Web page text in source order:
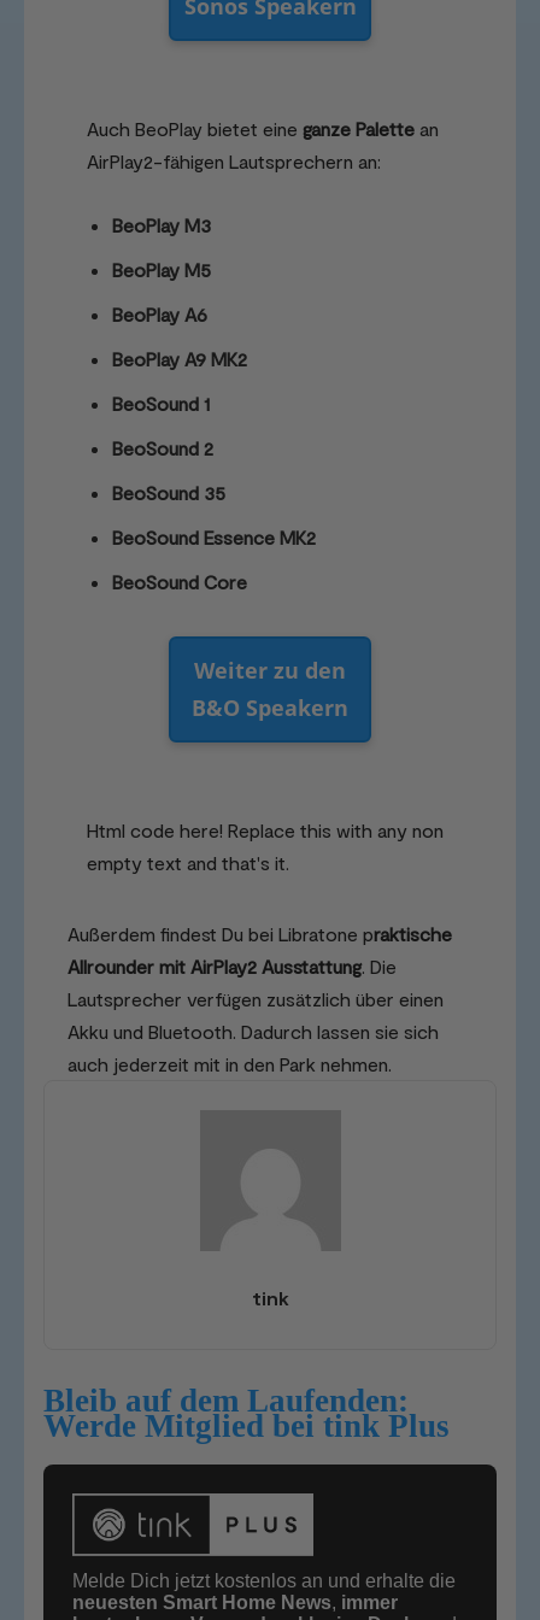
Sonos Speakern
Auch BeoPlay bietet eine ganze Palette an
AirPlay2-fähigen Lautsprechern an:
BeoPlay M3
BeoPlay M5
BeoPlay A6
BeoPlay A9 MK2
BeoSound 1
BeoSound 2
BeoSound 35
BeoSound Essence MK2
BeoSound Core
Weiter zu den
B&O Speakern
Html code here! Replace this with any non
empty text and that's it.
Außerdem findest Du bei Libratone praktische
Allrounder mit AirPlay2 Ausstattung. Die
Lautsprecher verfügen zusätzlich über einen
Akku und Bluetooth. Dadurch lassen sie sich
auch jederzeit mit in den Park nehmen.
tink
Bleib auf dem Laufenden:
Werde Mitglied bei tink Plus
Melde Dich jetzt kostenlos an und erhalte die
neuesten Smart Home News, immer